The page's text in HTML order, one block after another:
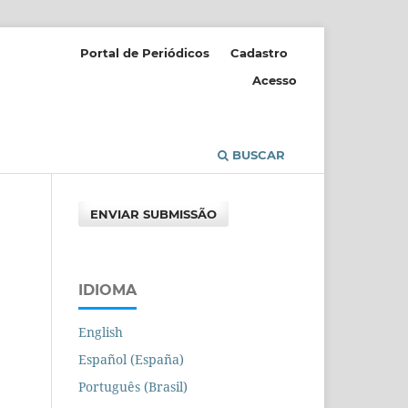
BUSCAR
Portal de Periódicos
Cadastro
Acesso
ENVIAR SUBMISSÃO
IDIOMA
English
Español (España)
Português (Brasil)